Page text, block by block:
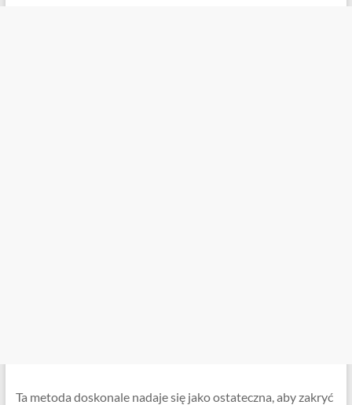
Ta metoda doskonale nadaje się jako ostateczna, aby zakryć